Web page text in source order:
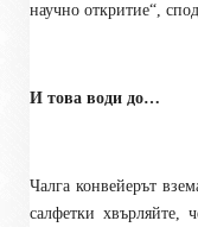
научно откритие“,
И това води до…
Чалга конвейерът
салфетки хвърляйте,